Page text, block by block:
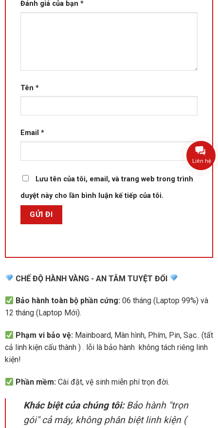
Đánh giá của bạn *
Tên *
Email *
Lưu tên của tôi, email, và trang web trong trình
duyệt này cho lần bình luận kế tiếp của tôi.
CHẾ ĐỘ HÀNH VÀNG - AN TÂM TUYỆT ĐỐI
Bảo hành toàn bộ phần cứng: 06 tháng (Laptop 99%) và
12 tháng (Laptop Mới).
Phạm vi bảo vệ: Mainboard, Màn hình, Phím, Pin, Sạc.. (tất
cả linh kiện cấu thành ) . lỗi là bảo hành không tách riêng linh
kiện!
Phần mềm: Cài đặt, vệ sinh miễn phí trọn đời.
Khác biệt của chúng tôi:Bảo hành "trọn
gói" cả máy, không phân biệt linh kiện (
Liên hệ